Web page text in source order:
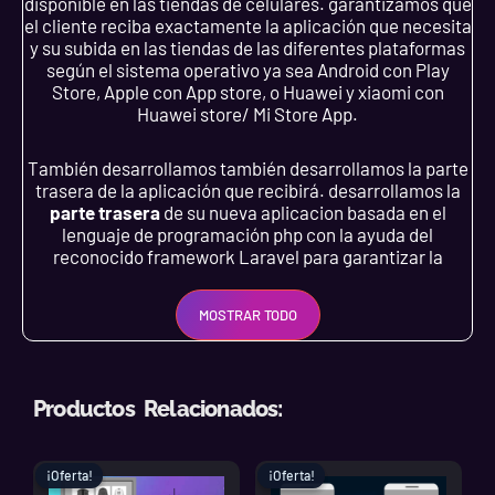
el cliente reciba exactamente la aplicación que necesita
y su subida en las tiendas de las diferentes plataformas
según el sistema operativo ya sea Android con Play
Store, Apple con App store, o Huawei y xiaomi con
Huawei store/ Mi Store App.
También desarrollamos también desarrollamos la parte
trasera de la aplicación que recibirá. desarrollamos la
parte traserade su nueva aplicacion basada en el
lenguaje de programación php con la ayuda del
reconocido framework Laravel para garantizar la
extremadamente rápida.
La mayoría de nuestras aplicaciones para los clientes
inician sesión acceden a los diferentes módulos de la
MOSTRAR TODO
Productos Relacionados:
¡Oferta!
¡Oferta!
precio
precio
¡Oferta!
¡Oferta!
precio
precio